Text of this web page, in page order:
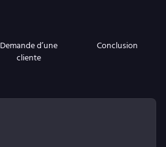
Demande d’une
cliente
Conclusion